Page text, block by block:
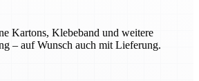
Kartons, Klebeband und weitere
– auf Wunsch auch mit Lieferung.